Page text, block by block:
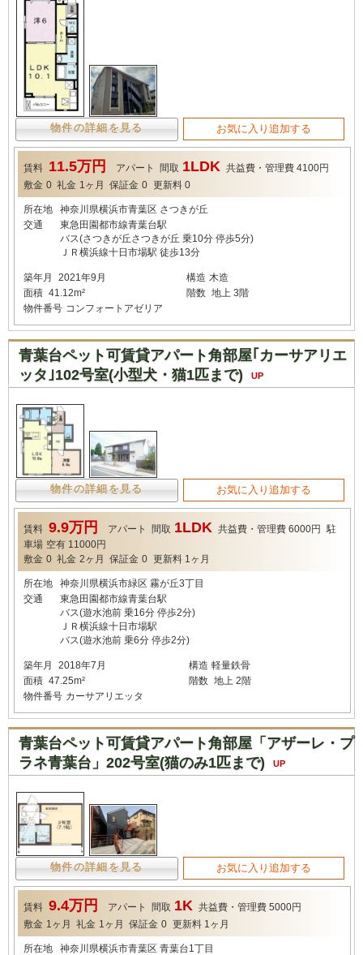
物件の詳細を見る お気に入り追加する
賃料 11.5万円 アパート 間取 1LDK 共益費・管理費 4100円
敷金 0 礼金 1ヶ月 保証金 0 更新料 0
所在地
神奈川県横浜市青葉区 さつきが丘
交通
東急田園都市線青葉台駅
バス(さつきが丘さつきが丘 乗10分 停歩5分)
ＪＲ横浜線十日市場駅 徒歩13分
築年月 2021年9月 構造 木造
面積 41.12m² 階数 地上 3階
物件番号 コンフォートアゼリア
青葉台ペット可賃貸アパート角部屋｢カーサアリエ
ッタ｣102号室(小型犬・猫1匹まで)
UP
物件の詳細を見る お気に入り追加する
賃料 9.9万円 アパート 間取 1LDK 共益費・管理費 6000円
駐
車場 空有 11000円
敷金 0 礼金 2ヶ月 保証金 0 更新料 1ヶ月
所在地
神奈川県横浜市緑区 霧が丘3丁目
交通
東急田園都市線青葉台駅
バス(遊水池前 乗16分 停歩2分)
ＪＲ横浜線十日市場駅
バス(遊水池前 乗6分 停歩2分)
築年月 2018年7月 構造 軽量鉄骨
面積 47.25m² 階数 地上 2階
物件番号 カーサアリエッタ
青葉台ペット可賃貸アパート角部屋「アザーレ・プ
ラネ青葉台」202号室(猫のみ1匹まで)
UP
物件の詳細を見る お気に入り追加する
賃料 9.4万円 アパート 間取 1K 共益費・管理費 5000円
敷金 1ヶ月 礼金 1ヶ月 保証金 0 更新料 1ヶ月
所在地 神奈川県横浜市青葉区 青葉台1丁目